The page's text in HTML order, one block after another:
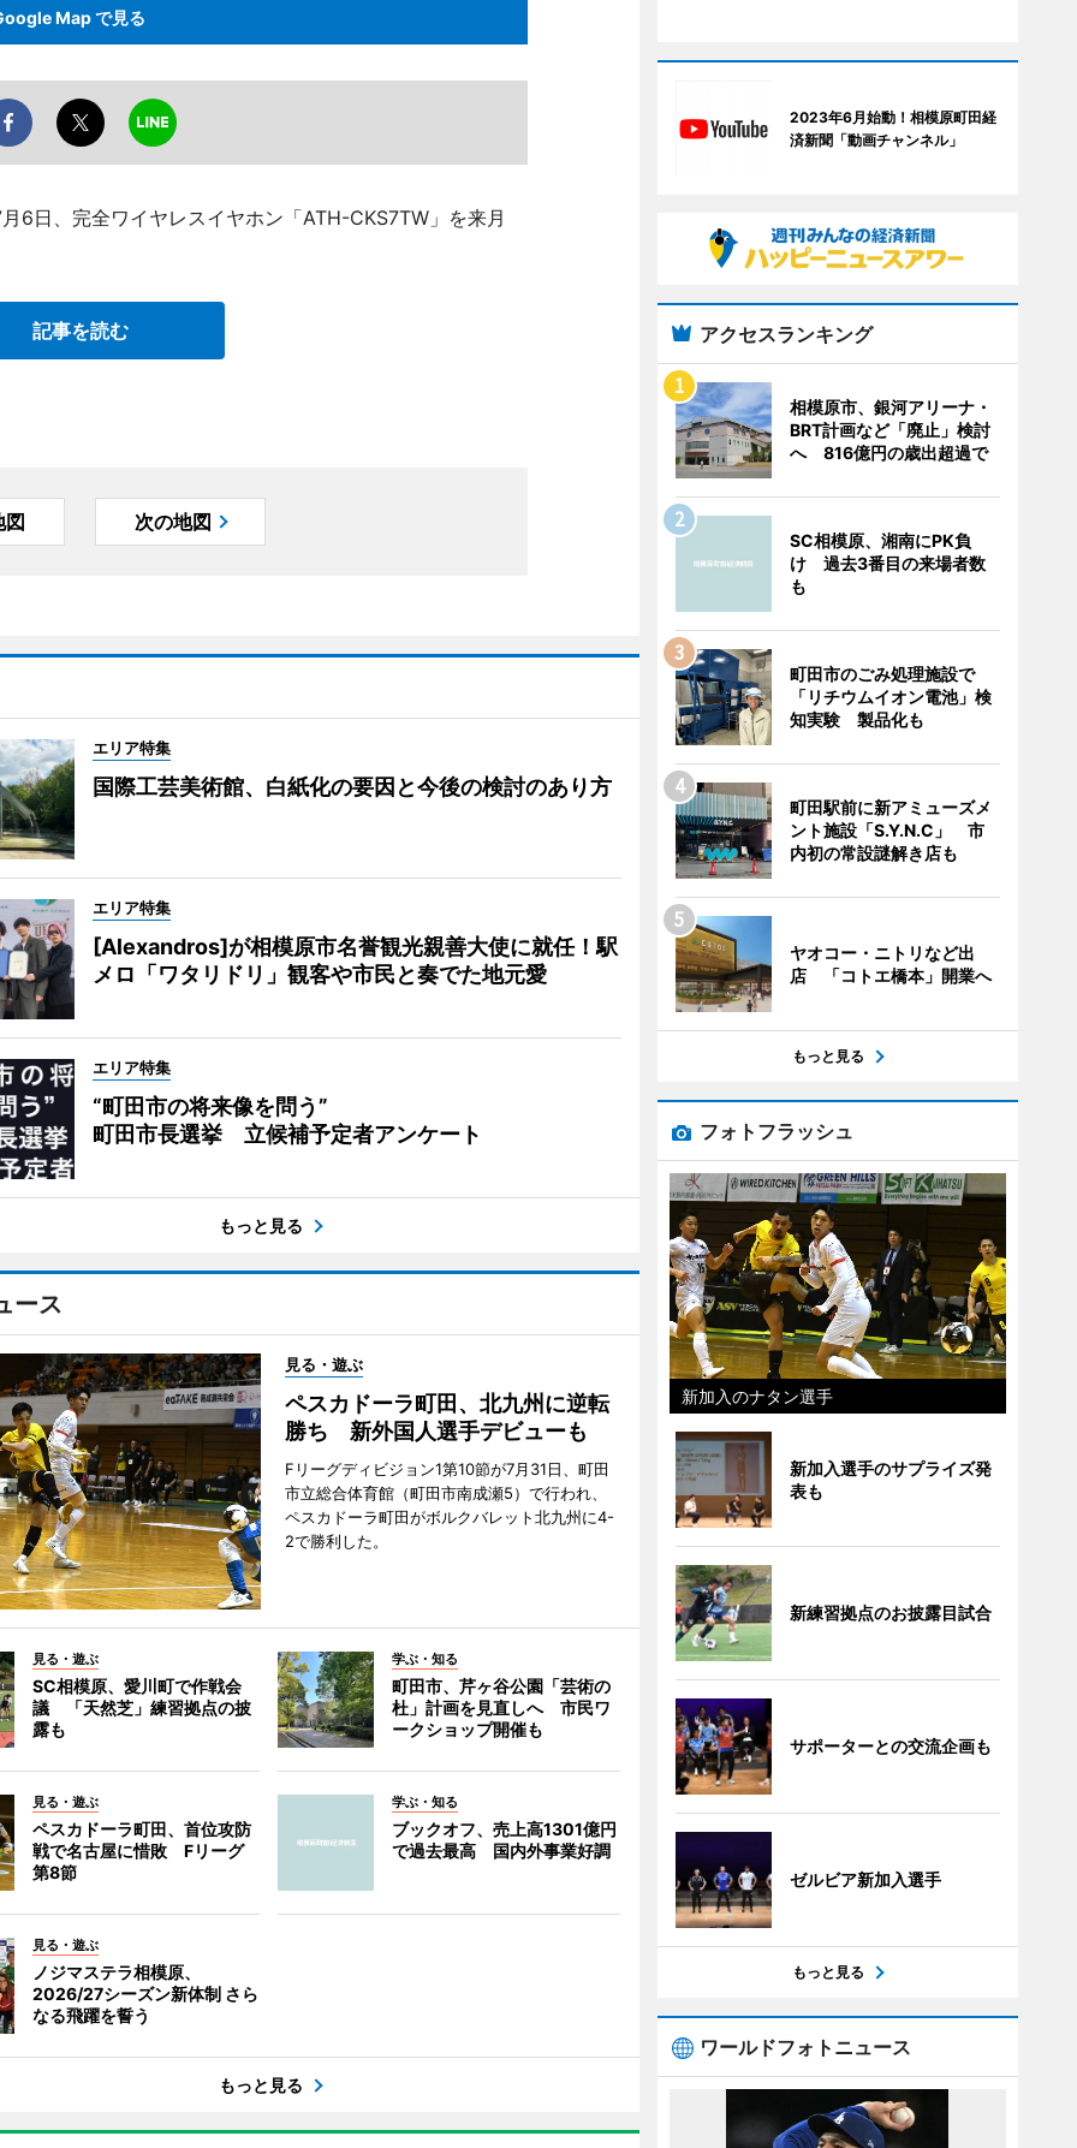
Map で見る
6日、完全ワイヤレスイヤホン「ATH-CKS7TW」を来月
記事を読む
図 次の地図
エリア特集
国際工芸美術館、白紙化の要因と今後の検討のあり方
エリア特集
[Alexandros]が相模原市名誉観光親善大使に就任！駅
メロ「ワタリドリ」観客や市民と奏でた地元愛
エリア特集
“町田市の将来像を問う”
町田市長選挙 立候補予定者アンケート
もっと見る
ース
見る・遊ぶ
ペスカドーラ町田、北九州に逆転
勝ち 新外国人選手デビューも
Fリーグディビジョン1第10節が7月31日、町田
市立総合体育館（町田市南成瀬5）で行われ、
ペスカドーラ町田がボルクバレット北九州に4-
2で勝利した。
見る・遊ぶ
SC相模原、愛川町で作戦会
議 「天然芝」練習拠点の披
露も
学ぶ・知る
町田市、芹ヶ谷公園「芸術の
杜」計画を見直しへ 市民ワ
ークショップ開催も
見る・遊ぶ
ペスカドーラ町田、首位攻防
戦で名古屋に惜敗 Fリーグ
第8節
学ぶ・知る
ブックオフ、売上高1301億円
で過去最高 国内外事業好調
見る・遊ぶ
ノジマステラ相模原、
2026/27シーズン新体制 さら
なる飛躍を誓う
もっと見る
2023年6月始動！相模原町田経
済新聞「動画チャンネル」
アクセスランキング
相模原市、銀河アリーナ・
BRT計画など「廃止」検討
へ 816億円の歳出超過で
SC相模原、湘南にPK負
け 過去3番目の来場者数
も
町田市のごみ処理施設で
「リチウムイオン電池」検
知実験 製品化も
町田駅前に新アミューズメ
ント施設「S.Y.N.C」 市
内初の常設謎解き店も
ヤオコー・ニトリなど出
店 「コトエ橋本」開業へ
もっと見る
フォトフラッシュ
新加入のナタン選手
新加入選手のサプライズ発
表も
新練習拠点のお披露目試合
サポーターとの交流企画も
ゼルビア新加入選手
もっと見る
ワールドフォトニュース